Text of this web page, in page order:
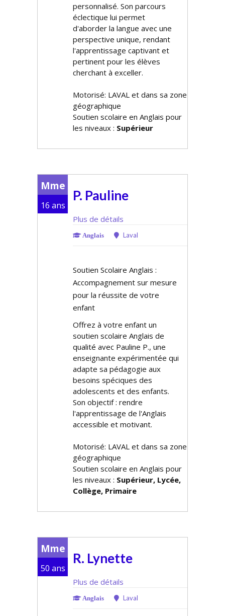
personnalisé. Son parcours
éclectique lui permet
d'aborder la langue avec une
perspective unique, rendant
l'apprentissage captivant et
pertinent pour les élèves
cherchant à exceller.
Motorisé: LAVAL et dans sa zone
géographique
Soutien scolaire en Anglais pour
les niveaux : Supérieur
Mme
16 ans
P. Pauline
Plus de détails
Anglais Laval
Soutien Scolaire Anglais :
Accompagnement sur mesure
pour la réussite de votre
enfant
Offrez à votre enfant un
soutien scolaire Anglais de
qualité avec Pauline P., une
enseignante expérimentée qui
adapte sa pédagogie aux
besoins spécifiques des
adolescents et des enfants.
Son objectif : rendre
l'apprentissage de l'Anglais
accessible et motivant.
Motorisé: LAVAL et dans sa zone
géographique
Soutien scolaire en Anglais pour
les niveaux : Supérieur, Lycée,
Collège, Primaire
Mme
50 ans
R. Lynette
Plus de détails
Anglais Laval